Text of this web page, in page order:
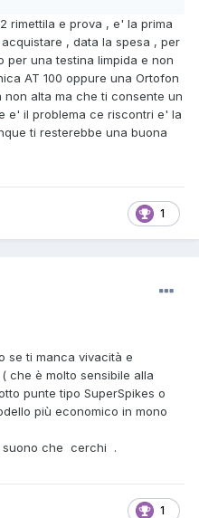
rimettila e prova , e' la prima
, data la spesa , per
per una testina limpida e non
AT 100 oppure una Ortofon
non alta ma che ti consente un
e' il problema ce riscontri e' la
ti resterebbe una buona
1
se ti manca vivacità e
che è molto sensibile alla
punte tipo SuperSpikes o
più economico in mono
suono che cerchi .
1